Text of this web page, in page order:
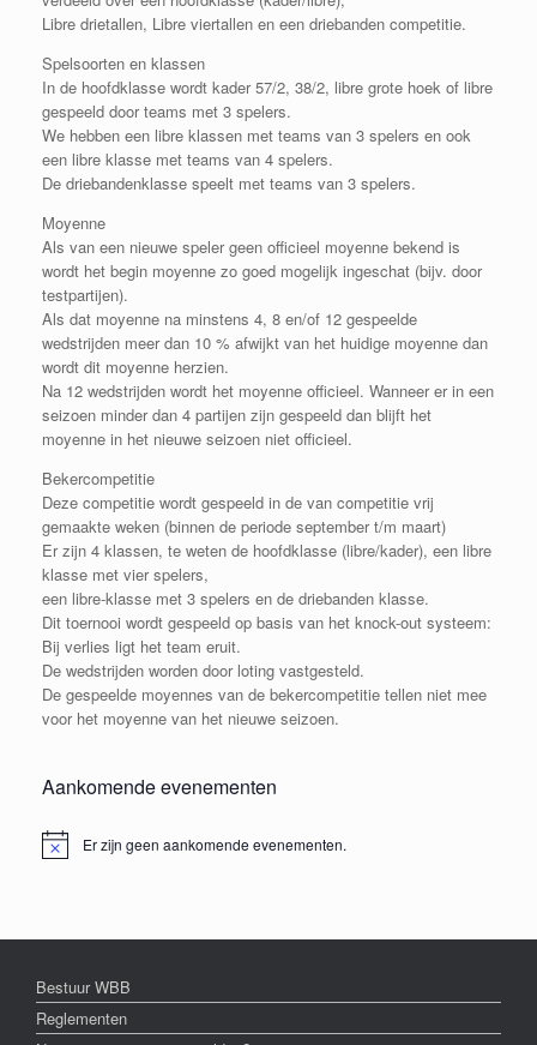
Libre drietallen, Libre viertallen en een driebanden competitie.
Spelsoorten en klassen
In de hoofdklasse wordt kader 57/2, 38/2, libre grote hoek of libre
gespeeld door teams met 3 spelers.
We hebben een libre klassen met teams van 3 spelers en ook
een libre klasse met teams van 4 spelers.
De driebandenklasse speelt met teams van 3 spelers.
Moyenne
Als van een nieuwe speler geen officieel moyenne bekend is
wordt het begin moyenne zo goed mogelijk ingeschat (bijv. door
testpartijen).
Als dat moyenne na minstens 4, 8 en/of 12 gespeelde
wedstrijden meer dan 10 % afwijkt van het huidige moyenne dan
wordt dit moyenne herzien.
Na 12 wedstrijden wordt het moyenne officieel. Wanneer er in een
seizoen minder dan 4 partijen zijn gespeeld dan blijft het
moyenne in het nieuwe seizoen niet officieel.
Bekercompetitie
Deze competitie wordt gespeeld in de van competitie vrij
gemaakte weken (binnen de periode september t/m maart)
Er zijn 4 klassen, te weten de hoofdklasse (libre/kader), een libre
klasse met vier spelers,
een libre-klasse met 3 spelers en de driebanden klasse.
Dit toernooi wordt gespeeld op basis van het knock-out systeem:
Bij verlies ligt het team eruit.
De wedstrijden worden door loting vastgesteld.
De gespeelde moyennes van de bekercompetitie tellen niet mee
voor het moyenne van het nieuwe seizoen.
Aankomende evenementen
BerichtEr zijn geen aankomende evenementen.
Bestuur WBB
Reglementen